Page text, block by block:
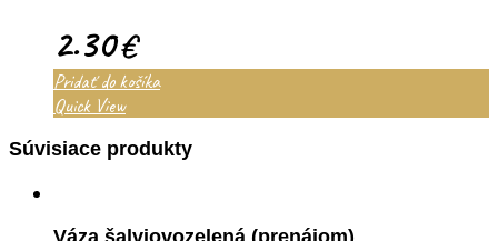
2.30€
Pridať do košíka
Quick View
Súvisiace produkty